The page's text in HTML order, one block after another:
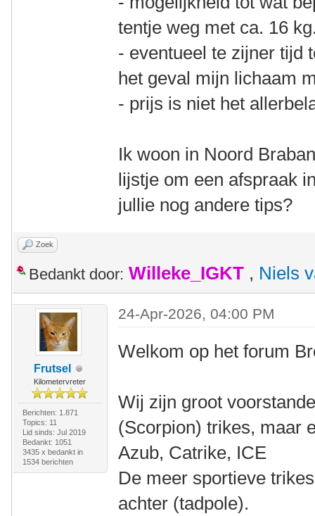
tentje weg met ca. 16
- eventueel te zijner tijd
het geval mijn lichaam
- prijs is niet het
Ik woon in Noord
lijstje om een afspraak
jullie nog andere tips?
Zoek
Bedankt door: Willeke_IGKT , Niels
Frutsel
Kilometervreter
Berichten: 1.871
Topics: 11
Lid sinds: Jul 2019
Bedankt: 1051
3435 x bedankt in
1534 berichten
24-Apr-2026, 04:00 PM
Welkom op het forum
Wij zijn groot
(Scorpion) trikes, maar
Azub, Catrike, ICE
De meer sportieve
achter (tadpole).